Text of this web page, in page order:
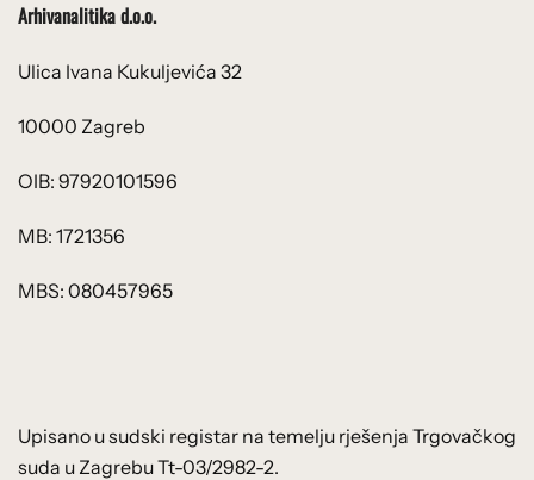
Arhivanalitika d.o.o.
Ulica Ivana Kukuljevića 32
10000 Zagreb
OIB: 97920101596
MB: 1721356
MBS: 080457965
Upisano u sudski registar na temelju rješenja Trgovačkog
suda u Zagrebu Tt-03/2982-2.